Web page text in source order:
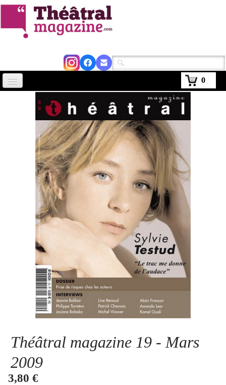
0
Avignon 2026
Critiques
Abonnement▼
Se connecter
Théâtral magazine 19 - Mars
2009
3,80 €